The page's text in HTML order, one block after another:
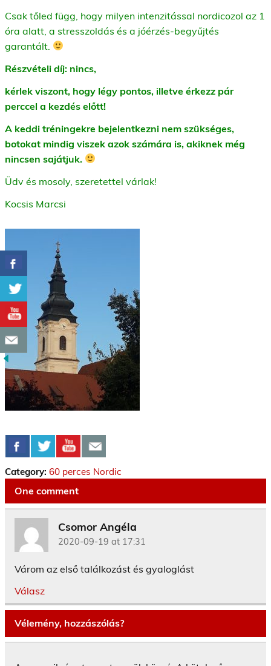
Csak tőled függ, hogy milyen intenzitással nordicozol az 1
óra alatt, a stresszoldás és a jóérzés-begyűjtés
garantált.
Részvételi díj: nincs,
kérlek viszont, hogy légy pontos, illetve érkezz pár
perccel a kezdés előtt!
A keddi tréningekre bejelentkezni nem szükséges,
botokat mindig viszek azok számára is, akiknek még
nincsen sajátjuk.
Üdv és mosoly, szeretettel várlak!
Kocsis Marcsi
Category: 60 perces Nordic
One comment
Csomor Angéla
2020-09-19 at 17:31
Várom az első találkozást és gyaloglást
Válasz
Vélemény, hozzászólás?